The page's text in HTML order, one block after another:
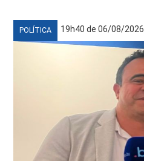
POLÍTICA 19h40 de 06/08/2026